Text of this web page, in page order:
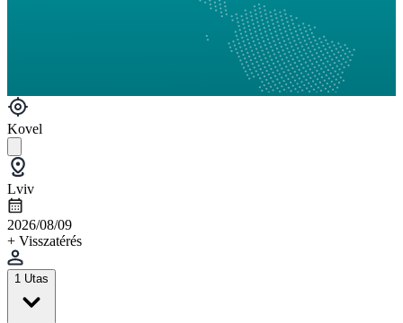
Kovel
Lviv
2026/08/09
+ Visszatérés
1 Utas